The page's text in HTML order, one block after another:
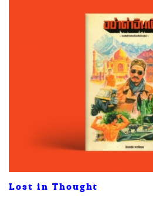
Lost in Thought